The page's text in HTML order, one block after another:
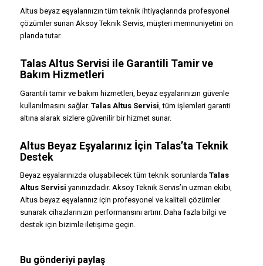
Altus beyaz eşyalarınızın tüm teknik ihtiyaçlarında profesyonel
çözümler sunan Aksoy Teknik Servis, müşteri memnuniyetini ön
planda tutar.
Talas Altus Servisi ile Garantili Tamir ve
Bakım Hizmetleri
Garantili tamir ve bakım hizmetleri, beyaz eşyalarınızın güvenle
kullanılmasını sağlar. Talas Altus Servisi , tüm işlemleri garanti
altına alarak sizlere güvenilir bir hizmet sunar.
Altus Beyaz Eşyalarınız İçin Talas’ta Teknik
Destek
Beyaz eşyalarınızda oluşabilecek tüm teknik sorunlarda Talas
Altus Servisi yanınızdadır. Aksoy Teknik Servis’in uzman ekibi,
Altus beyaz eşyalarınız için profesyonel ve kaliteli çözümler
sunarak cihazlarınızın performansını artırır. Daha fazla bilgi ve
destek için bizimle iletişime geçin.
Bu gönderiyi paylaş